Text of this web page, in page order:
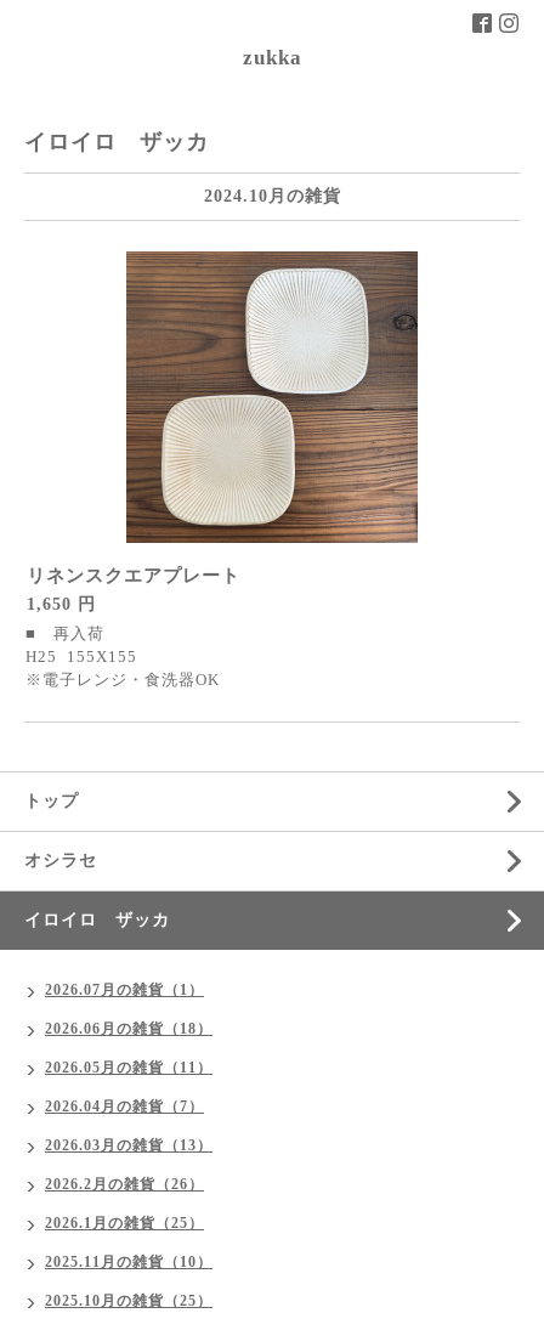
zukka
イロイロ ザッカ
2024.10月の雑貨
リネンスクエアプレート
1,650 円
■ 再入荷
H25 155X155
※電子レンジ・食洗器OK
トップ
オシラセ
イロイロ ザッカ
2026.07月の雑貨（1）
2026.06月の雑貨（18）
2026.05月の雑貨（11）
2026.04月の雑貨（7）
2026.03月の雑貨（13）
2026.2月の雑貨（26）
2026.1月の雑貨（25）
2025.11月の雑貨（10）
2025.10月の雑貨（25）